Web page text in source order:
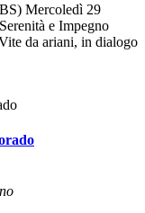
Mercoledì 29
e Impegno
da ariani, in dialogo